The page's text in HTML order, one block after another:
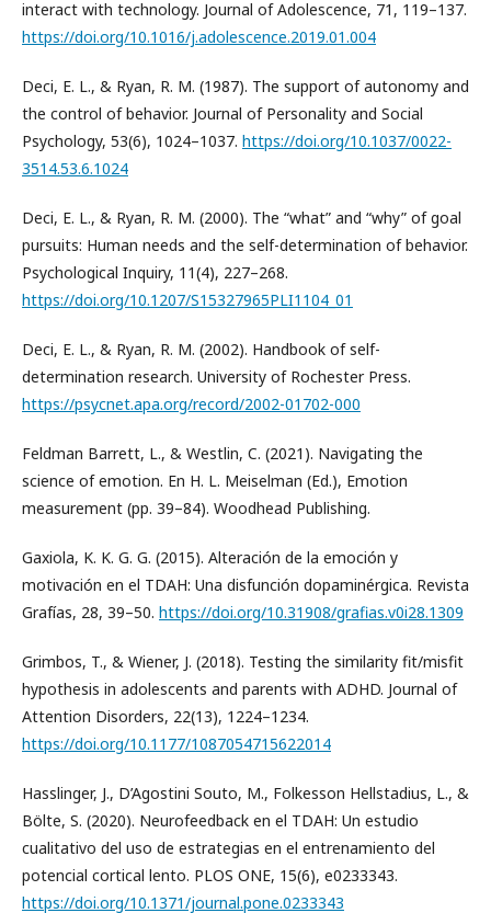
interact with technology. Journal of Adolescence, 71, 119–137.
https://doi.org/10.1016/j.adolescence.2019.01.004
Deci, E. L., & Ryan, R. M. (1987). The support of autonomy and
the control of behavior. Journal of Personality and Social
Psychology, 53(6), 1024–1037. https://doi.org/10.1037/0022-
3514.53.6.1024
Deci, E. L., & Ryan, R. M. (2000). The “what” and “why” of goal
pursuits: Human needs and the self-determination of behavior.
Psychological Inquiry, 11(4), 227–268.
https://doi.org/10.1207/S15327965PLI1104_01
Deci, E. L., & Ryan, R. M. (2002). Handbook of self-
determination research. University of Rochester Press.
https://psycnet.apa.org/record/2002-01702-000
Feldman Barrett, L., & Westlin, C. (2021). Navigating the
science of emotion. En H. L. Meiselman (Ed.), Emotion
measurement (pp. 39–84). Woodhead Publishing.
Gaxiola, K. K. G. G. (2015). Alteración de la emoción y
motivación en el TDAH: Una disfunción dopaminérgica. Revista
Grafías, 28, 39–50. https://doi.org/10.31908/grafias.v0i28.1309
Grimbos, T., & Wiener, J. (2018). Testing the similarity fit/misfit
hypothesis in adolescents and parents with ADHD. Journal of
Attention Disorders, 22(13), 1224–1234.
https://doi.org/10.1177/1087054715622014
Hasslinger, J., D’Agostini Souto, M., Folkesson Hellstadius, L., &
Bölte, S. (2020). Neurofeedback en el TDAH: Un estudio
cualitativo del uso de estrategias en el entrenamiento del
potencial cortical lento. PLOS ONE, 15(6), e0233343.
https://doi.org/10.1371/journal.pone.0233343